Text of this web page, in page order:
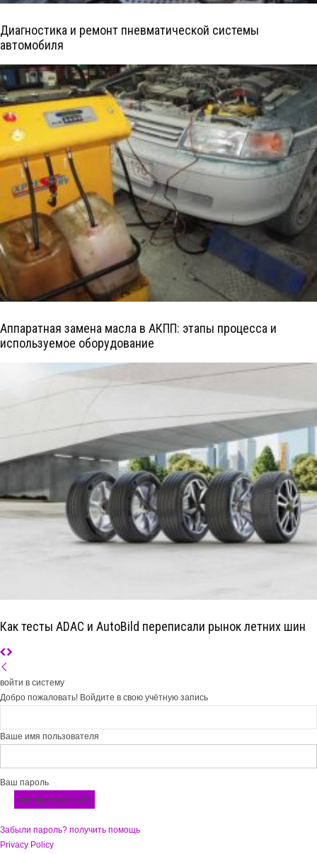
Диагностика и ремонт пневматической системы
автомобиля
Аппаратная замена масла в АКПП: этапы процесса и
используемое оборудование
Как тесты ADAC и AutoBild переписали рынок летних шин
войти в систему
Добро пожаловать! Войдите в свою учётную запись
Ваше имя пользователя
Ваш пароль
Забыли пароль? получить помощь
Privacy Policy